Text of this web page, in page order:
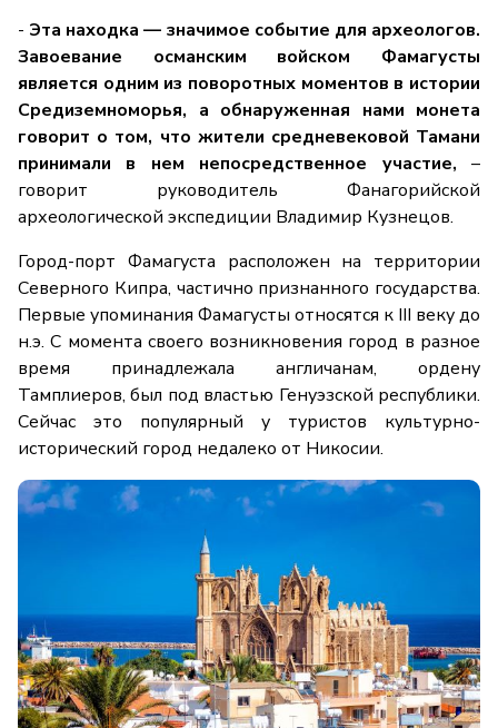
- Эта находка — значимое событие для археологов.
Завоевание османским войском Фамагусты
является одним из поворотных моментов в истории
Средиземноморья, а обнаруженная нами монета
говорит о том, что жители средневековой Тамани
принимали в нем непосредственное участие, –
говорит руководитель Фанагорийской
археологической экспедиции Владимир Кузнецов.
Город-порт Фамагуста расположен на территории
Северного Кипра, частично признанного государства.
Первые упоминания Фамагусты относятся к III веку до
н.э. С момента своего возникновения город в разное
время принадлежала англичанам, ордену
Тамплиеров, был под властью Генуэзской республики.
Сейчас это популярный у туристов культурно-
исторический город недалеко от Никосии.